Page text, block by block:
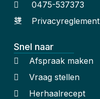
0475-537373
Privacyreglement
Snel naar
Afspraak maken
Vraag stellen
Herhaalrecept